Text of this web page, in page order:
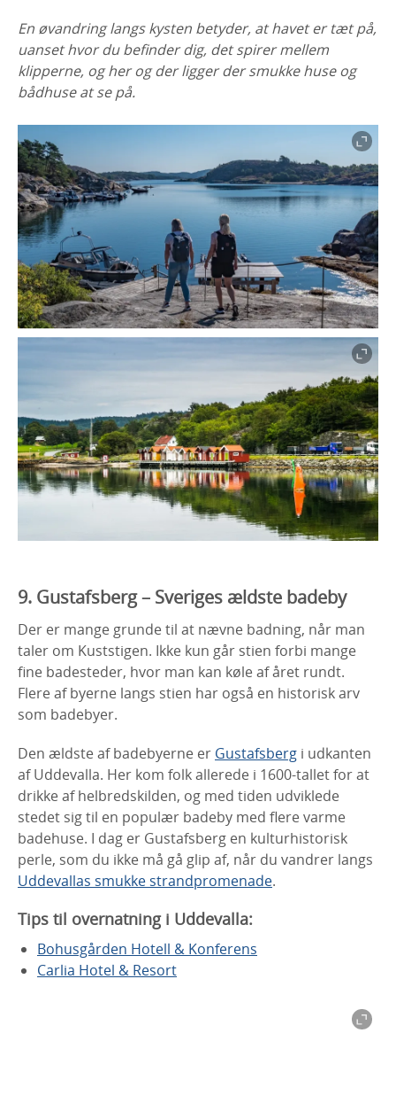
En øvandring langs kysten betyder, at havet er tæt på,
uanset hvor du befinder dig, det spirer mellem
klipperne, og her og der ligger der smukke huse og
bådhuse at se på.
9. Gustafsberg – Sveriges ældste badeby
Der er mange grunde til at nævne badning, når man
taler om Kuststigen. Ikke kun går stien forbi mange
fine badesteder, hvor man kan køle af året rundt.
Flere af byerne langs stien har også en historisk arv
som badebyer.
Den ældste af badebyerne er Gustafsberg i udkanten
af Uddevalla. Her kom folk allerede i 1600-tallet for at
drikke af helbredskilden, og med tiden udviklede
stedet sig til en populær badeby med flere varme
badehuse. I dag er Gustafsberg en kulturhistorisk
perle, som du ikke må gå glip af, når du vandrer langs
Uddevallas smukke strandpromenade.
Tips til overnatning i Uddevalla:
Bohusgården Hotell & Konferens
Carlia Hotel & Resort